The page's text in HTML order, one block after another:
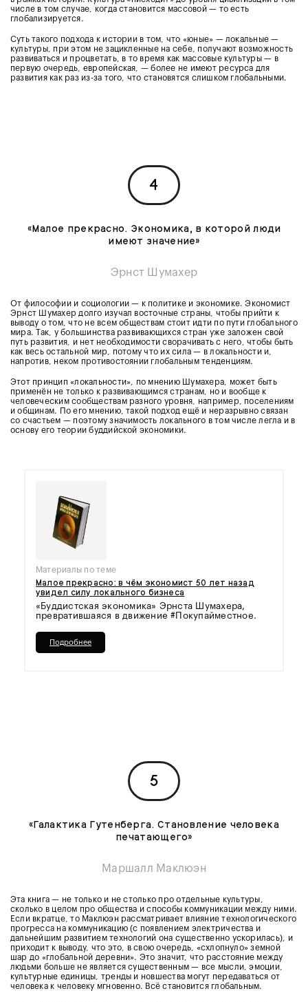
числе в том случае, когда становится массовой — то есть
глобализируется.
Суть такого подхода к истории в том, что «юные» — локальные —
культуры, при этом не зацикленные на себе, получают возможность
развиваться и процветать, в то время как массовые культуры — в
первую очередь, европейская, — более не имеют ресурса для
развития как раз из-за того, что становятся слишком глобальными.
4
«Малое прекрасно. Экономика, в которой люди
имеют значение»
Эрнст Шумахер
От философии и социологии — к политике и экономике. Экономист
Эрнст Шумахер долго изучал восточные страны, чтобы прийти к
выводу о том, что не всем обществам стоит идти по пути глобального
мира. Так, у большинства развивающихся стран уже заложен свой
путь развития, и нет необходимости сворачивать с него, чтобы быть
как весь остальной мир, потому что их сила — в локальности и,
напротив, неком противостоянии глобальным тенденциям.
Этот принцип «локальности», по мнению Шумахера, может быть
применён не только к развивающимся странам, но и вообще к
человеческим сообществам разного уровня, например, поселениям
и общинам. По его мнению, такой подход ещё и неразрывно связан
со счастьем — поэтому значимость локального в том числе легла и в
основу его теории буддийской экономики.
Материалы по теме
Малое прекрасно: в чём экономист 50 лет назад
увидел силу локального бизнеса
«Буддистская экономика» Эрнста Шумахера,
превратившаяся в движение #Покупайместное.
Подробнее
5
«Галактика Гутенберга. Становление человека
печатающего»
Маршалл Маклюэн
Эта книга — не только и не столько про отдельные культуры,
сколько в целом про общества и способы коммуникации между ними.
Если вкратце, то Маклюэн рассматривает влияние технологического
прогресса на коммуникацию (с появлением электричества и
дальнейшим развитием технологий она существенно ускорилась), и
приходит к выводу, что это, в свою очередь, «схлопнуло» земной
шар до «глобальной деревни». Это значит, что расстояние между
людьми больше не является существенным — все мысли, эмоции,
культурные единицы, тренды и новшества могут передаваться от
человека к человеку мгновенно. Всё становится глобальным.